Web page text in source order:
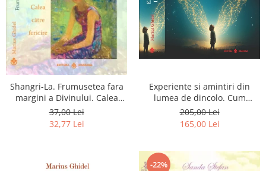
Shangri-La. Frumusetea fara
margini a Divinului. Calea
catre fericire
37,00 Lei
32,77 Lei
Experiente si amintiri din
lumea de dincolo. Cum
obtinem puteri
extrasenzoriale - cu exercitii
205,00 Lei
165,00 Lei
-22%